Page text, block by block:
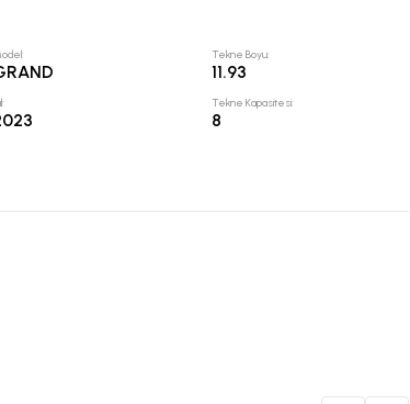
: Tekne Boyu:
11.93
: Tekne Kapasitesi:
8